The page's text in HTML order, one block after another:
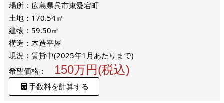
場所：広島県呉市東愛宕町
土地：170.54㎡
建物：59.50㎡
構造：木造平屋
現況：賃貸中(2025年1月あたりまで)
希望価格：
150万円(税込)
手数料を計算する